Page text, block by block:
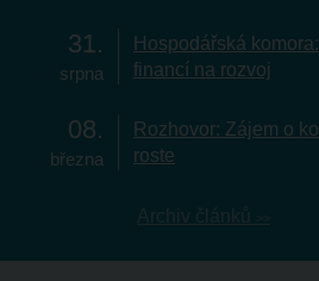
31
srpna
Hospodářská
financí na rozvoj
08
března
Rozhovor: Zájem o
roste